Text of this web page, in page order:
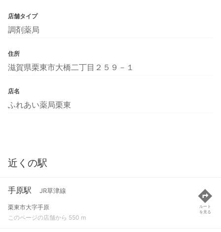
店舗タイプ
調剤薬局
住所
滋賀県栗東市大橋二丁目２５９－１
店名
ふれあい薬局栗東
近くの駅
手原駅 JR草津線
栗東市大字手原
このページの店舗から 550 m
ルート
を見る